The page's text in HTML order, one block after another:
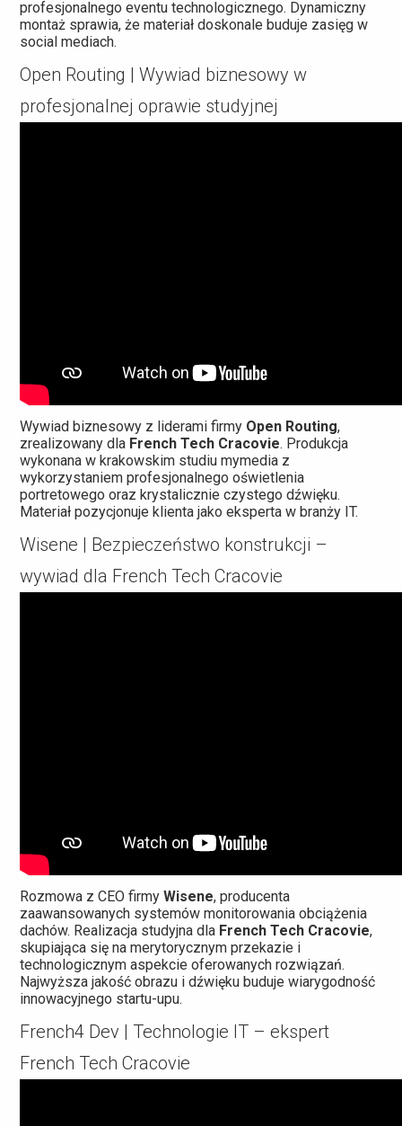
profesjonalnego eventu technologicznego. Dynamiczny
montaż sprawia, że materiał doskonale buduje zasięg w
social mediach.
Open Routing | Wywiad biznesowy w
profesjonalnej oprawie studyjnej
Wywiad biznesowy z liderami firmy Open Routing,
zrealizowany dla French Tech Cracovie. Produkcja
wykonana w krakowskim studiu mymedia z
wykorzystaniem profesjonalnego oświetlenia
portretowego oraz krystalicznie czystego dźwięku.
Materiał pozycjonuje klienta jako eksperta w branży IT.
Wisene | Bezpieczeństwo konstrukcji –
wywiad dla French Tech Cracovie
Rozmowa z CEO firmy Wisene, producenta
zaawansowanych systemów monitorowania obciążenia
dachów. Realizacja studyjna dla French Tech Cracovie,
skupiająca się na merytorycznym przekazie i
technologicznym aspekcie oferowanych rozwiązań.
Najwyższa jakość obrazu i dźwięku buduje wiarygodność
innowacyjnego startu-upu.
French4 Dev | Technologie IT – ekspert
French Tech Cracovie